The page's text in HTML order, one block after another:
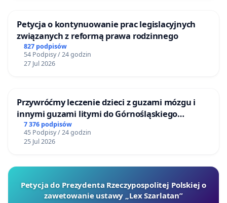
Petycja o kontynuowanie prac legislacyjnych
związanych z reformą prawa rodzinnego
827 podpisów
54 Podpisy / 24 godzin
27 Jul 2026
Przywróćmy leczenie dzieci z guzami mózgu i
innymi guzami litymi do Górnośląskiego
Centrum Zdrowia Dziecka w Katowicach
7 376 podpisów
45 Podpisy / 24 godzin
25 Jul 2026
Petycja do Prezydenta Rzeczypospolitej Polskiej o
zawetowanie ustawy „Lex Szarlatan”